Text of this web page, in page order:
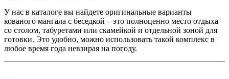
У нас в каталоге вы найдете оригинальные варианты
кованого мангала с беседкой – это полноценно место отдыха
со столом, табуретами или скамейкой и отдельной зоной для
готовки. Это удобно, можно использовать такой комплекс в
любое время года невзирая на погоду.